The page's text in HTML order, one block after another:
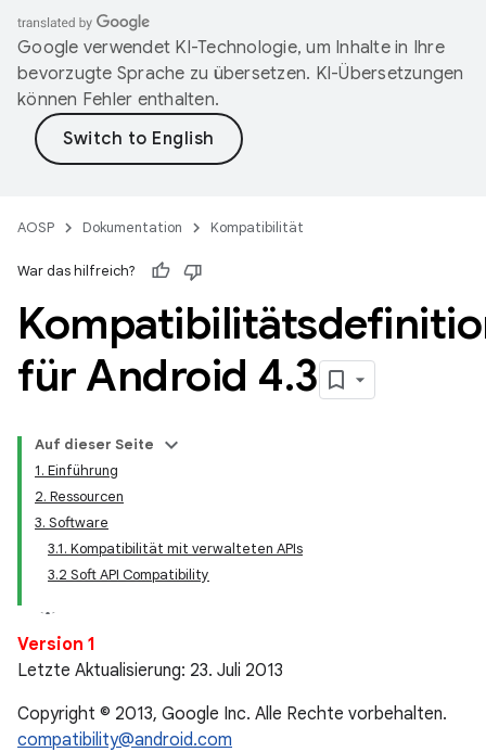
Google verwendet KI-Technologie, um Inhalte in Ihre
bevorzugte Sprache zu übersetzen. KI-Übersetzungen
können Fehler enthalten.
AOSP Dokumentation Kompatibilität
War das hilfreich?
für Android 4.3
Auf dieser Seite
1. Einführung
2. Ressourcen
3. Software
3.1. Kompatibilität mit verwalteten APIs
3.2 Soft API Compatibility
Version 1
Letzte Aktualisierung: 23. Juli 2013
Copyright © 2013, Google Inc. Alle Rechte vorbehalten.
compatibility@android.com